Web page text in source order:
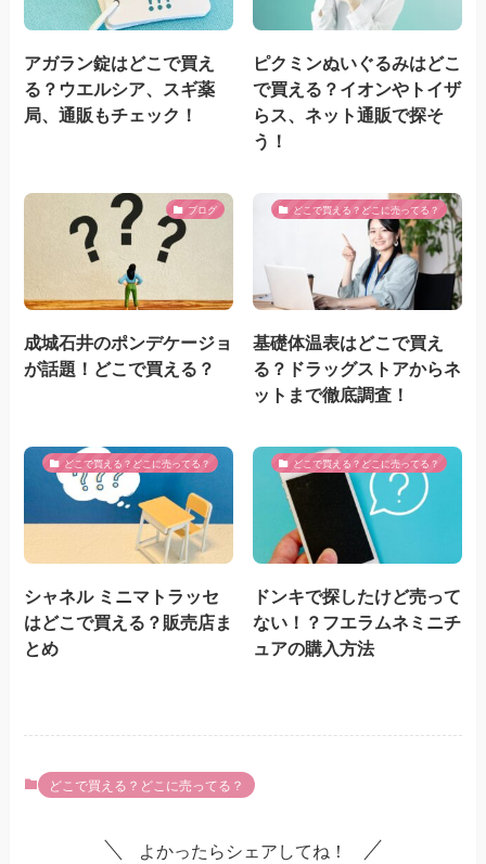
アガラン錠はどこで買え
る？ウエルシア、スギ薬
局、通販もチェック！
ピクミンぬいぐるみはどこ
で買える？イオンやトイザ
らス、ネット通販で探そ
う！
ブログ
成城石井のポンデケージョ
が話題！どこで買える？
どこで買える？どこに売ってる？
基礎体温表はどこで買え
る？ドラッグストアからネ
ットまで徹底調査！
どこで買える？どこに売ってる？
シャネル ミニマトラッセ
はどこで買える？販売店ま
とめ
どこで買える？どこに売ってる？
ドンキで探したけど売って
ない！？フエラムネミニチ
ュアの購入方法
どこで買える？どこに売ってる？
よかったらシェアしてね！